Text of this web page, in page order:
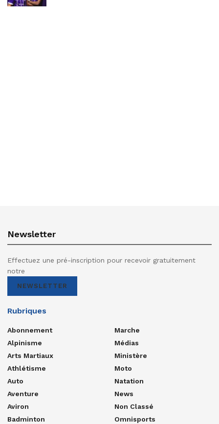
Newsletter
Effectuez une pré-inscription pour recevoir gratuitement
notre
NEWSLETTER
Rubriques
Abonnement
Alpinisme
Arts Martiaux
Athlétisme
Auto
Aventure
Aviron
Badminton
Marche
Médias
Ministère
Moto
Natation
News
Non Classé
Omnisports